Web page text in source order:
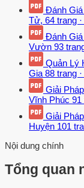
Đánh
Tử, 64 trang ·
Đánh Giá
Vườn 93
Quản Lý
Gia 88 trang ·
Giải
Vĩnh Phúc 91
Giải
Huyện 101
Nội dung chính
Tổng quan